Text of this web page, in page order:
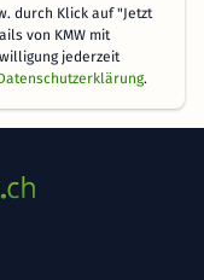
durch Klick auf "Jetzt
von KMW mit
jederzeit
.